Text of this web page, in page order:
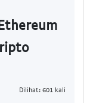
Dilihat: 601 kali